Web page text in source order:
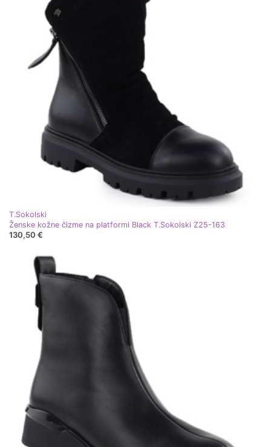
T.Sokolski
Ženske kožne čizme na platformi Black T.Sokolski Z25-163
130,50 €